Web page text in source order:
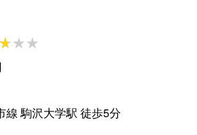
線 駒沢大学駅 徒歩5分